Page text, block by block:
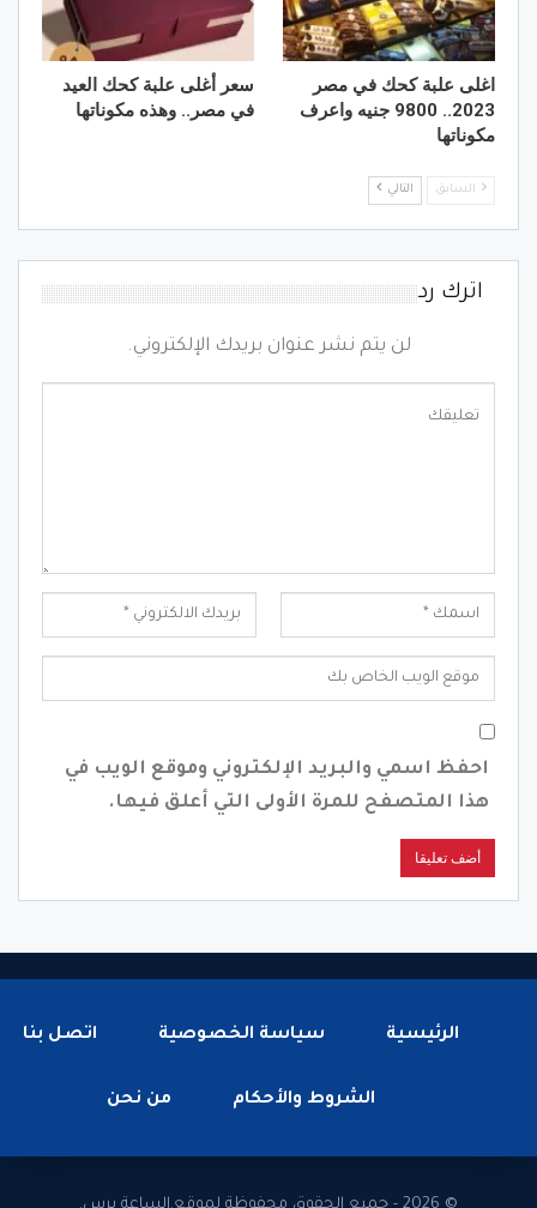
اغلى علبة كحك في مصر
2023.. 9800 جنيه واعرف
مكوناتها
سعر أغلى علبة كحك العيد
في مصر.. وهذه مكوناتها
السابق التالي
اترك رد
لن يتم نشر عنوان بريدك الإلكتروني.
احفظ اسمي والبريد الإلكتروني وموقع الويب في
هذا المتصفح للمرة الأولى التي أعلق فيها.
الرئيسية سياسة الخصوصية اتصل بنا
الشروط والأحكام من نحن